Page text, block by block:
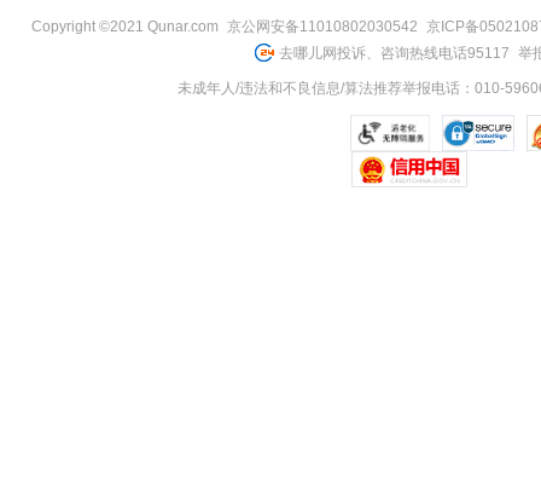
Copyright ©2021 Qunar.com 京公网安备11010802030542 京ICP备
去哪儿网投诉、咨询热线电话95117 举
未成年人/违法和不良信息/算法推荐举报电话：010-